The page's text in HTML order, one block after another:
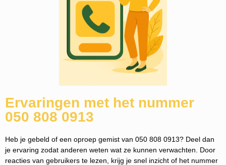
Ervaringen met het nummer
050 808 0913
Heb je gebeld of een oproep gemist van 050 808 0913? Deel dan
je ervaring zodat anderen weten wat ze kunnen verwachten. Door
reacties van gebruikers te lezen, krijg je snel inzicht of het nummer